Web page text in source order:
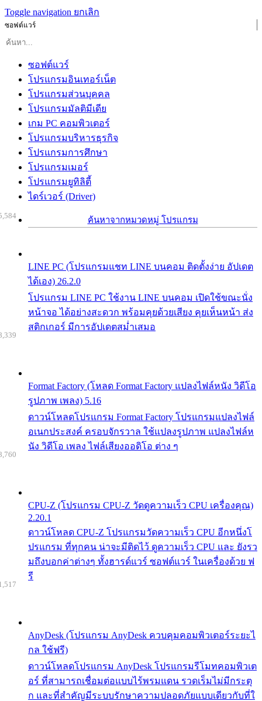
Toggle navigation ยกเลิก
ซอฟต์แวร์
ซอฟต์แวร์
โปรแกรมอินเทอร์เน็ต
โปรแกรมส่วนบุคคล
โปรแกรมมัลติมีเดีย
เกม PC คอมพิวเตอร์
โปรแกรมบริหารธุรกิจ
โปรแกรมการศึกษา
โปรแกรมเมอร์
โปรแกรมยูทิลิตี้
ไดร์เวอร์ (Driver)
ค้นหาจากหมวดหมู่ โปรแกรม
LINE PC (โปรแกรมแชท LINE บนคอม ติดตั้งง่าย อัปเดต
ได้เอง) 26.2.0
โปรแกรม LINE PC ใช้งาน LINE บนคอม เปิดใช้ขณะนั่ง
หน้าจอ ได้อย่างสะดวก พร้อมคุยด้วยเสียง คุยเห็นหน้า ส่ง
สติกเกอร์ มีการอัปเดตสม่ำเสมอ
Format Factory (โหลด Format Factory แปลงไฟล์หนัง วิดีโอ
รูปภาพ เพลง) 5.16
ดาวน์โหลดโปรแกรม Format Factory โปรแกรมแปลงไฟล์
อเนกประสงค์ ครอบจักรวาล ใช้แปลงรูปภาพ แปลงไฟล์ห
นัง วิดีโอ เพลง ไฟล์เสียงออดิโอ ต่าง ๆ
CPU-Z (โปรแกรม CPU-Z วัดดูความเร็ว CPU เครื่องคุณ)
2.20.1
ดาวน์โหลด CPU-Z โปรแกรมวัดความเร็ว CPU อีกหนึ่งโ
ปรแกรม ที่ทุกคน น่าจะมีติดไว้ ดูความเร็ว CPU และ ยังรว
มถึงบอกค่าต่างๆ ทั้งฮารด์แวร์ ซอฟต์แวร์ ในเครื่องด้วย ฟ
รี
AnyDesk (โปรแกรม AnyDesk ควบคุมคอมพิวเตอร์ระยะไ
กล ใช้ฟรี)
ดาวน์โหลดโปรแกรม AnyDesk โปรแกรมรีโมทคอมพิวเต
อร์ ที่สามารถเชื่อมต่อแบบไร้พรมแดน รวดเร็มไม่มีกระตุ
ก และที่สำคัญมีระบบรักษาความปลอดภัยแบบเดียวกับที่ใ